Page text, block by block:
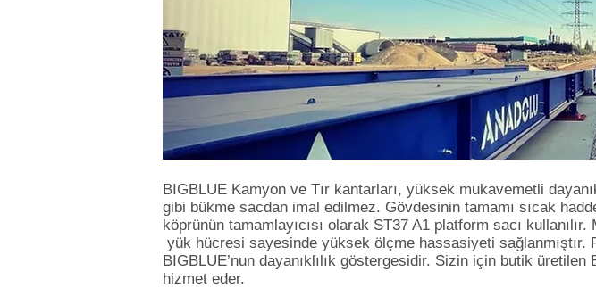
BIGBLUE Kamyon ve Tır kantarları, yüksek mukavemetli
gibi bükme sacdan imal edilmez. Gövdesinin tamamı sıcak
köprünün tamamlayıcısı olarak ST37 A1 platform sacı
yük hücresi sayesinde yüksek ölçme hassasiyeti sağlanmıştır.
BIGBLUE’nun dayanıklılık göstergesidir. Sizin için butik
hizmet eder.